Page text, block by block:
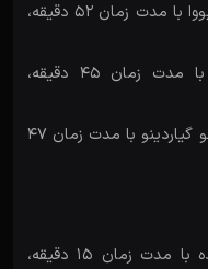
«نقاش مستقل» اثر جیوگو وارلا سیووا با مدت زمان 52 دقیقه،
«موج فراگیر» اثر سیمونه پیزی با مدت زمان 45 دقیقه،
«خواکین پسرعموی من» اثر لوسیانو گیاردینو با مدت زمان 47
«دیروز، امروز، فردا» اثر آورهان دده با مدت زمان 15 دقیقه،